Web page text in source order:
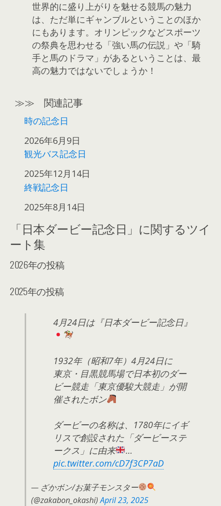
世界的に盛り上がりを魅せる競馬の魅力
は、ただ単にギャンブルということのほか
にもあります。オリンピックなどスポーツ
の祭典を思わせる「強い馬の伝説」や「騎
手と馬のドラマ」があるということは、最
高の魅力ではないでしょうか！
≫≫ 関連記事
時の記念日
日付
2026年6月9日
観光バス記念日
日付
2025年12月14日
終戦記念日
日付
2025年8月14日
「日本ダービー記念日」に関するツイ
ート集
2026年の投稿
2025年の投稿
4月24日は『日本ダービー記念日』
1932年（昭和7年）4月24日に
東京・目黒競馬場で日本初のダー
ビー競走「東京優駿大競走」が開
催されたボン
ダービーの名称は、1780年にイギ
リスで創設された「ダービーステ
ークス」に由来
…
pic.twitter.com/cD7f3CP7aD
— ざかボン/お菓子モンスター
(@zakabon_okashi)April 23, 2025